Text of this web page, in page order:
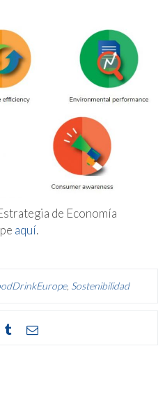
de Economía
aquí.
, Sostenibilidad